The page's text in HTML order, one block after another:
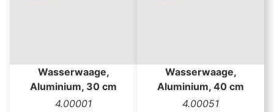
Wasserwaage,
Aluminium, 30 cm
4.00001
Wasserwaage,
Aluminium, 40 cm
4.00051